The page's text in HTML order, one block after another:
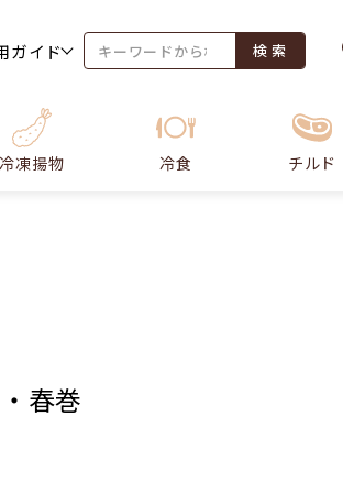
ガイド 検 索
冷凍揚物 冷食 チルド
春巻